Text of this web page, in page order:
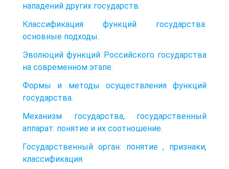
нападений других государств.
Классификация функций государства:
основные подходы.
Эволюций функций Российского государства
на современном этапе.
Формы и методы осуществления функций
государства.
Механизм государства, государственный
аппарат: понятие и их соотношение.
Государственный орган: понятие , признаки,
классификация.